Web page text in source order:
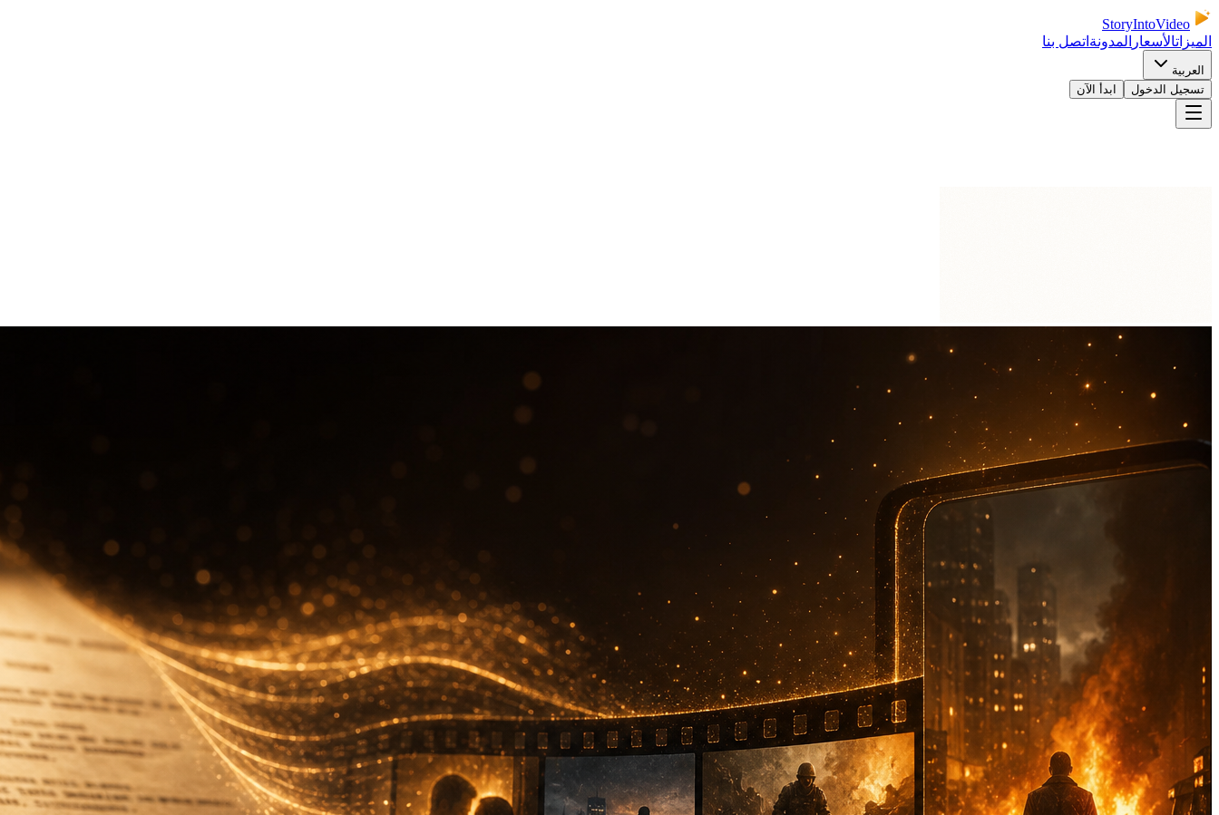
StoryIntoVideo
الميزاتالأسعار المدونة اتصل بنا
العربية
تسجيل الدخول
ابدأ الآن